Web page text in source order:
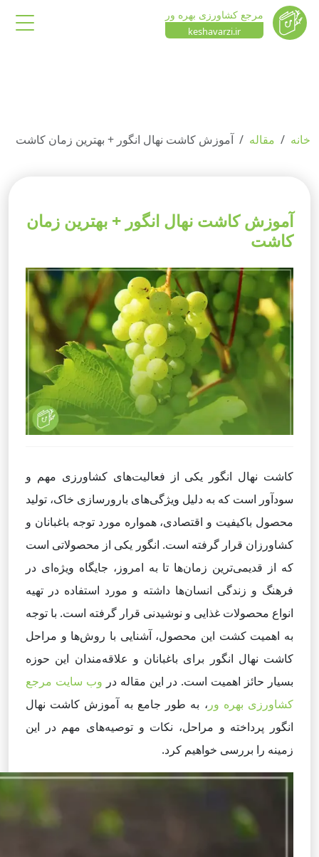
مرجع کشاورزی بهره ور
keshavarzi.ir
خانه مقاله آموزش کاشت نهال انگور + بهترین زمان کاشت
آموزش کاشت نهال انگور + بهترین زمان
کاشت
کاشت نهال انگور یکی از فعالیت‌های کشاورزی مهم و
سودآور است که به دلیل ویژگی‌های بارورسازی خاک، تولید
محصول باکیفیت و اقتصادی، همواره مورد توجه باغبانان و
کشاورزان قرار گرفته است. انگور یکی از محصولاتی است
که از قدیمی‌ترین زمان‌ها تا به امروز، جایگاه ویژه‌ای در
فرهنگ و زندگی انسان‌ها داشته و مورد استفاده در تهیه
انواع محصولات غذایی و نوشیدنی قرار گرفته است. با توجه
به اهمیت کشت این محصول، آشنایی با روش‌ها و مراحل
کاشت نهال انگور برای باغبانان و علاقه‌مندان این حوزه
بسیار حائز اهمیت است. در این مقاله در وب سایت مرجع
کشاورزی بهره ور ، به طور جامع به آموزش کاشت نهال
انگور پرداخته و مراحل، نکات و توصیه‌های مهم در این
زمینه را بررسی خواهیم کرد.